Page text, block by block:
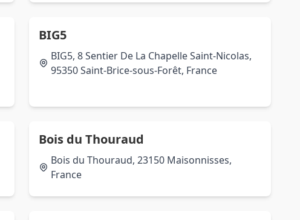
BIG5
BIG5, 8 Sentier De La Chapelle Saint-Nicolas,
95350 Saint-Brice-sous-Forêt, France
Bois du Thouraud
Bois du Thouraud, 23150 Maisonnisses,
France